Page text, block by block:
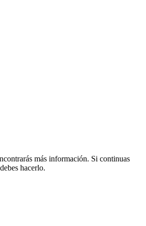
más información. Si continuas
hacerlo.